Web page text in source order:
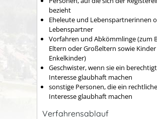
bezieht
Eheleute und Lebenspartnerinnen
Lebenspartner
Vorfahren und Abkömmlinge (zum
Eltern oder Großeltern sowie
Enkelkinder)
Geschwister, wenn sie ein
Interesse glaubhaft machen
sonstige Personen, die ein
Interesse glaubhaft machen
Verfahrensablauf